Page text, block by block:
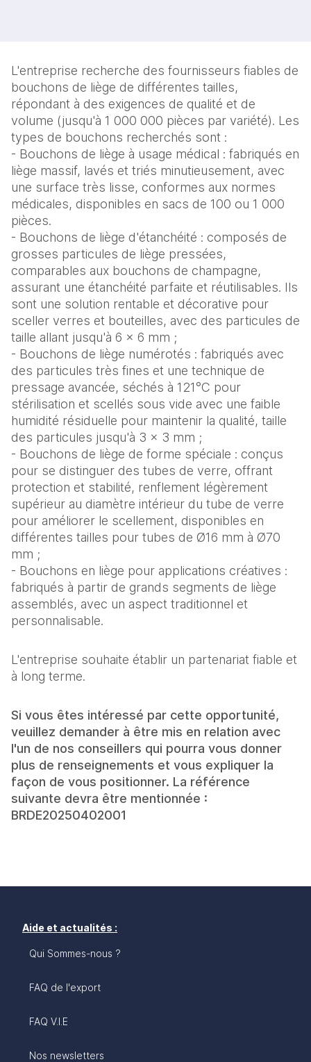
L'entreprise recherche des fournisseurs fiables de
bouchons de liège de différentes tailles,
répondant à des exigences de qualité et de
volume (jusqu'à 1 000 000 pièces par variété). Les
types de bouchons recherchés sont :
- Bouchons de liège à usage médical : fabriqués en
liège massif, lavés et triés minutieusement, avec
une surface très lisse, conformes aux normes
médicales, disponibles en sacs de 100 ou 1 000
pièces.
- Bouchons de liège d'étanchéité : composés de
grosses particules de liège pressées,
comparables aux bouchons de champagne,
assurant une étanchéité parfaite et réutilisables. Ils
sont une solution rentable et décorative pour
sceller verres et bouteilles, avec des particules de
taille allant jusqu'à 6 × 6 mm ;
- Bouchons de liège numérotés : fabriqués avec
des particules très fines et une technique de
pressage avancée, séchés à 121°C pour
stérilisation et scellés sous vide avec une faible
humidité résiduelle pour maintenir la qualité, taille
des particules jusqu'à 3 × 3 mm ;
- Bouchons de liège de forme spéciale : conçus
pour se distinguer des tubes de verre, offrant
protection et stabilité, renflement légèrement
supérieur au diamètre intérieur du tube de verre
pour améliorer le scellement, disponibles en
différentes tailles pour tubes de Ø16 mm à Ø70
mm ;
- Bouchons en liège pour applications créatives :
fabriqués à partir de grands segments de liège
assemblés, avec un aspect traditionnel et
personnalisable.
L'entreprise souhaite établir un partenariat fiable et
à long terme.
Si vous êtes intéressé par cette opportunité,
veuillez demander à être mis en relation avec
l'un de nos conseillers qui pourra vous donner
plus de renseignements et vous expliquer la
façon de vous positionner. La référence
suivante devra être mentionnée :
BRDE20250402001
Aide et actualités :
Qui Sommes-nous ?
FAQ de l'export
FAQ V.I.E
Nos newsletters